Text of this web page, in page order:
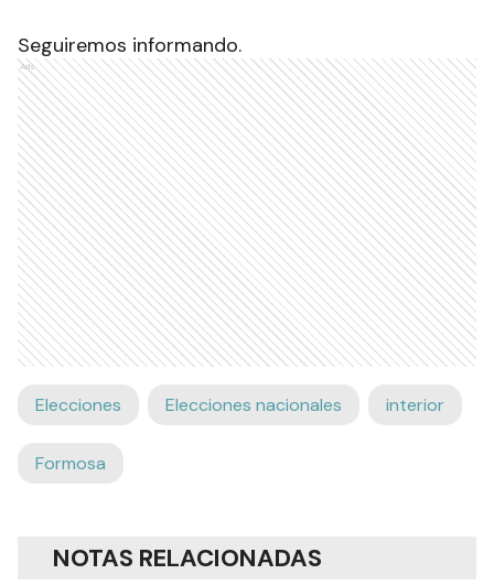
Seguiremos informando.
Ads
Elecciones Elecciones nacionales interior
Formosa
NOTAS RELACIONADAS